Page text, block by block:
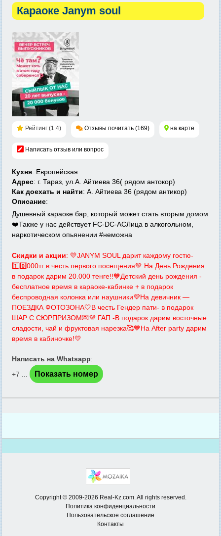
Караоке Janym soul
Рейтинг (1.4) Отзывы почитать (169) на карте
Написать отзыв или вопрос
Кухня: Европейская
Адрес: г. Тараз, ул.А. Айтиева 36( рядом антокор)
Как доехать и найти: А. Айтиева 36 (рядом антикор)
Описание:
Душевный караоке бар, который может стать вторым домом
❤️Также у нас действует FC-DC-ACЛица в алкогольном,
наркотическом опьянении #неможна
Скидки и акции: 💛JANYM SOUL дарит каждому гостю-
1️⃣0️⃣0️0️0️тг в честь первого посещения💚 На День Рождения
в подарок дарим 20.000 тенге!!💙Детский день рождения -
бесплатное время в караоке-кабинке + в подарок
беспроводная колонка или наушники💜На девичник —
ПОЕЗДКА ФОТОЗОНА🤍В честь Гендер пати- в подарок
ШАР С СЮРПРИЗОМ💌💜 ГАП -В подарок дарим восточные
сладости, чай и фруктовая нарезка🥰💙На After party дарим
время в кабиночке!💛
Написать на Whatsapp:
+7 ...
Показать номер
Copyright © 2009-2026 Real-Kz.com. All rights reserved.
Политика конфиденциальности
Пользовательское соглашение
Контакты